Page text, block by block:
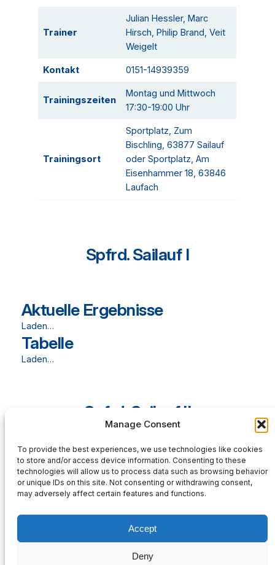
Manage Consent
To provide the best experiences, we use technologies like cookies
to store and/or access device information. Consenting to these
technologies will allow us to process data such as browsing behavior
or unique IDs on this site. Not consenting or withdrawing consent,
may adversely affect certain features and functions.
Accept
Deny
Trainer
Julian Hessler, Marc
Hirsch, Philip Brand, Veit
Weigelt
Kontakt 0151-14939359
Trainingszeiten
Montag und Mittwoch
17:30-19:00 Uhr
Trainingsort
Sportplatz, Zum
Bischling, 63877 Sailauf
oder Sportplatz, Am
Eisenhammer 18, 63846
Laufach
Spfrd. Sailauf I
Aktuelle Ergebnisse
Laden…
Tabelle
Laden…
Spfrd. Sailauf II
Aktuelle Ergebnisse
Laden…
Tabelle
Laden…